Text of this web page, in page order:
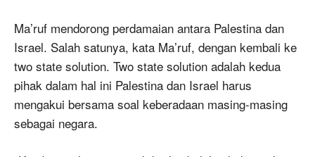
Ma’ruf mendorong perdamaian antara Palestina dan
Israel. Salah satunya, kata Ma’ruf, dengan kembali ke
two state solution. Two state solution adalah kedua
pihak dalam hal ini Palestina dan Israel harus
mengakui bersama soal keberadaan masing-masing
sebagai negara.